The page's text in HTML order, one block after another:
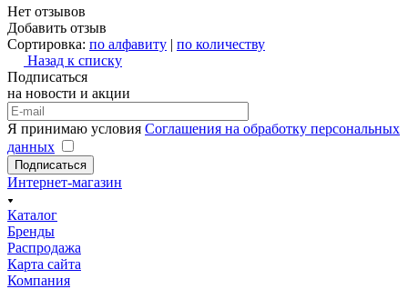
Нет отзывов
Добавить отзыв
Сортировка: по алфавиту | по количеству
Назад к списку
Подписаться
на новости и акции
Я принимаю условия Соглашения на обработку персональных
данных
Подписаться
Интернет-магазин
Каталог
Бренды
Распродажа
Карта сайта
Компания